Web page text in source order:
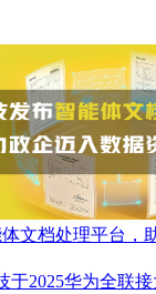
文档处理平台，
于2025华为全联